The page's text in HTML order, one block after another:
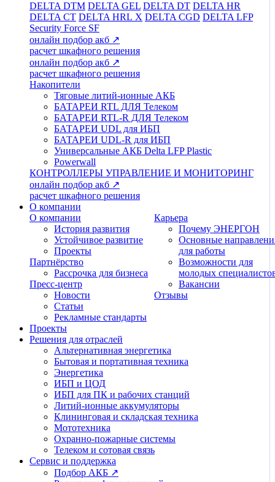
DELTA DTM DELTA GEL DELTA DT DELTA HR
DELTA CT DELTA HRL Х DELTA CGD DELTA LFP
Security Force SF
онлайн подбор акб ↗
расчет шкафного решения
онлайн подбор акб ↗
расчет шкафного решения
Накопители
Тяговые литий-ионные АКБ
БАТАРЕИ RTL ДЛЯ Телеком
БАТАРЕИ RTL-R ДЛЯ Телеком
БАТАРЕИ UDL для ИБП
БАТАРЕИ UDL-R для ИБП
Универсальные АКБ Delta LFP Plastic
Powerwall
КОНТРОЛЛЕРЫ УПРАВЛЕНИЕ И МОНИТОРИНГ
онлайн подбор акб ↗
расчет шкафного решения
О компании
О компании
История развития
Устойчивое развитие
Проекты
Партнёрство
Рассрочка для бизнеса
Пресс-центр
Новости
Статьи
Рекламные стандарты
Карьера
Почему ЭНЕРГОН
Основные
для работы
Возможности для
молодых
Вакансии
Отзывы
Проекты
Решения для отраслей
Альтернативная энергетика
Бытовая и портативная техника
Энергетика
ИБП и ЦОД
ИБП для ПК и рабочих станций
Литий-ионные аккумуляторы
Клининговая и складская техника
Мототехника
Охранно-пожарные системы
Телеком и сотовая связь
Сервис и поддержка
Подбор АКБ ↗